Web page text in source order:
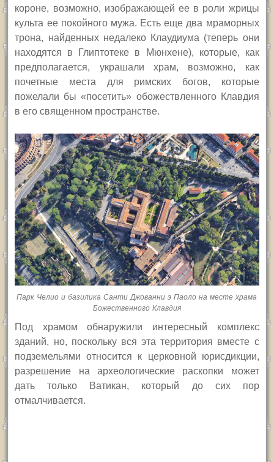
короне, возможно, изображающей ее в роли жрицы
культа ее покойного мужа. Есть еще два мраморных
трона, найденных недалеко Клаудиума (теперь они
находятся в Глиптотеке в Мюнхене), которые, как
предполагается, украшали храм, возможно, как
почетные места для римских богов, которые
пожелали бы «посетить» обожествленного Клавдия
в его священном пространстве.
Парк Челио и базилика Санти Джованни э Паоло на месте храма
Божественного Клавдия
Под храмом обнаружили интересный комплекс
зданий, но, поскольку вся эта территория вместе с
подземельями относится к церковной юрисдикции,
разрешение на археологические раскопки может
дать только Ватикан, который до сих пор
отмалчивается.